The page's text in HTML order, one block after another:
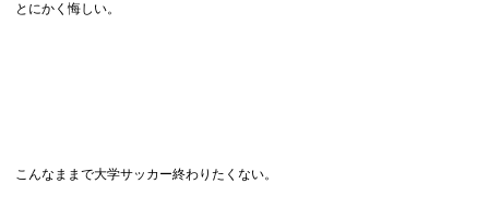
とにかく悔しい。
こんなままで大学サッカー終わりたくない。